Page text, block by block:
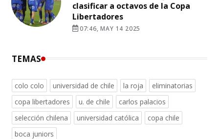
clasificar a octavos de la Copa
Libertadores
07:46, MAY 14 2025
TEMAS
colo colo universidad de chile la roja
eliminatorias
copa libertadores
u. de chile
carlos palacios
selección chilena
universidad católica
copa chile
boca juniors